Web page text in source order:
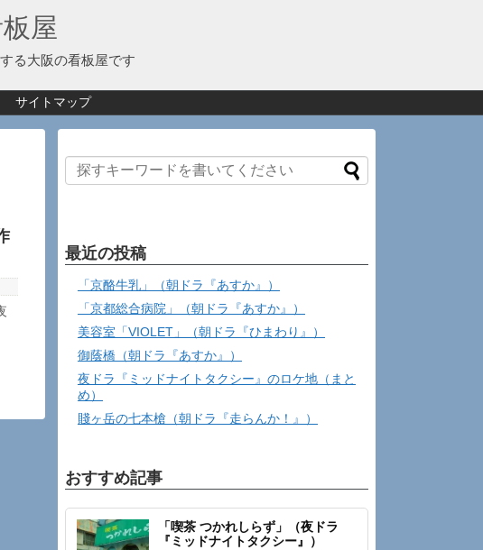
屋
る大阪の看板屋です
サイトマップ
最近の投稿
「京酪牛乳」（朝ドラ『あすか』）
「京都総合病院」（朝ドラ『あすか』）
美容室「VIOLET」（朝ドラ『ひまわり』）
御蔭橋（朝ドラ『あすか』）
夜ドラ『ミッドナイトタクシー』のロケ地（まと
め）
賤ヶ岳の七本槍（朝ドラ『走らんか！』）
おすすめ記事
「喫茶 つかれしらず」（夜ドラ
『ミッドナイトタクシー』）